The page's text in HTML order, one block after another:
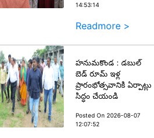
14:53:14
Readmore >
హనుమకొండ : డబుల్
బెడ్ రూమ్ ఇళ్ల
ప్రారంభోత్సవానికి ఏర్పాట్లు
సిద్ధం చేయండి
Posted On 2026-08-07
12:07:52